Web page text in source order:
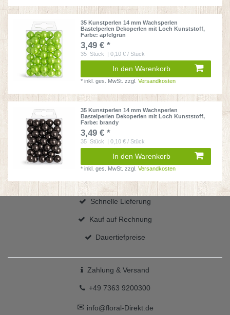
35 Kunstperlen 14 mm Wachsperlen
Bastelperlen Dekoperlen mit Loch Kunststoff,
Farbe: apfelgrün
3,49 € *
35 Stück | 0,10 € / Stück
In den Warenkorb
*inkl. ges. MwSt. zzgl.Versandkosten
35 Kunstperlen 14 mm Wachsperlen
Bastelperlen Dekoperlen mit Loch Kunststoff,
Farbe: brandy
3,49 € *
35 Stück | 0,10 € / Stück
In den Warenkorb
*inkl. ges. MwSt. zzgl.Versandkosten
Schnelle Lieferung
Kauf auf Rechnung
Dauertiefpreise
Zahlung & Versand
+49 7363 9200300
✉ info@floral-Direkt.de